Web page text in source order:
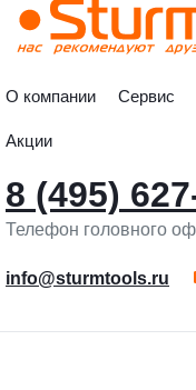
О компании Сервис
Акции
8 (495)
Телефон головного
info@sturmtools.ru